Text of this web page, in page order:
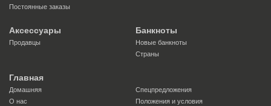
Постоянные заказы
Аксессуары
Продавцы
Банкноты
Новые банкноты
Страны
Главная
Домашняя
Спецпредложения
О нас
Положения и условия